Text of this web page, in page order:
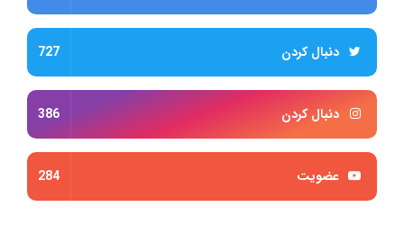
دنبال کردن 727
دنبال کردن 386
عضویت 284